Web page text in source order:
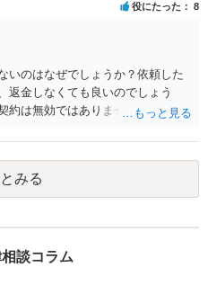
役にたった 8
いのはなぜでしょうか？依頼した
返金しなくても良いのでしょう
契約は無効ではありませんか？
士が所属する弁護士会に相談さ
弁護士は脳梗塞で倒れたようで
倒れた弁護士の判断で復代理を
任は有効なのかという問題もあ
みる
談コラム